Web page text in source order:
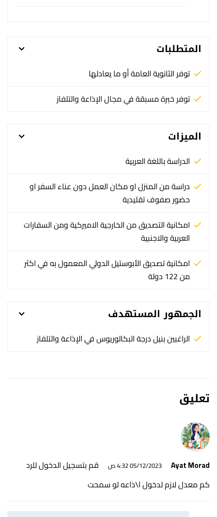
المتطلبات
توفر الثانوية العامة أو ما يعادلها
توفر خبرة مسبقة في مجال الإذاعة والتلفاز
الميزات
الدراسة باللغة العربية
دراسة من المنزل او مكان العمل دون عناء السفر او
حضور صفوف تقليدية
امكانية التصديق من الخارجية الاميركية ومن السفارات
العربية والاجنبية
امكانية تصديق الأبوستيل الدولي المعمول به في اكثر
من 122 دولة
الجمهور المستهدف
الراغبين بنيل درجة البكالوريوس في الإذاعة والتلفاز
تعليق
Ayat Morad 05/12/2023 4:32 ص
قم بتسجيل الدخول للرد
كم معدل لازم لدخول ا\ذاعه لو سمحت